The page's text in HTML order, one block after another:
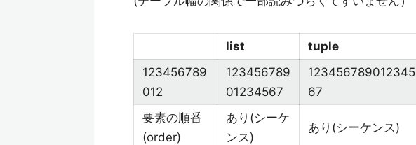
list tuple
123456789
012
123456789
01234567
123456789012345
67
要素の順番
(order)
あり(シーケ
ンス)
あり(シーケンス)